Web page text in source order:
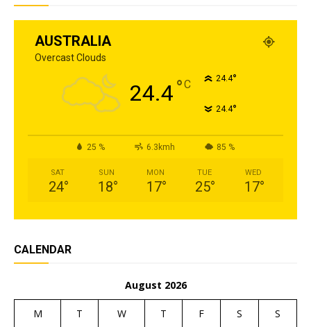
AUSTRALIA
Overcast Clouds
24.4°C 24.4°
24.4°
25 % 6.3kmh 85 %
SAT
24°
SUN
18°
MON
17°
TUE
25°
WED
17°
CALENDAR
August 2026
M T W T F S S